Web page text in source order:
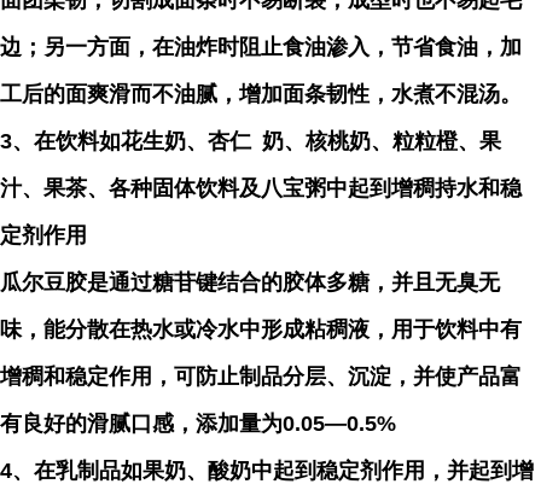
边；另一方面，在油炸时阻止食油渗入，节省食油，加
工后的面爽滑而不油腻，增加面条韧性，水煮不混汤。
3、在饮料如花生奶、 杏仁 奶、核桃奶、粒粒橙、果
汁、果茶、各种固体饮料及八宝粥中起到增稠持水和稳
定剂作用
瓜尔豆胶是通过糖苷键结合的胶体多糖，并且无臭无
味，能分散在热水或冷水中形成粘稠液，用于饮料中有
增稠和稳定作用，可防止制品分层、沉淀，并使产品富
有良好的滑腻口感，添加量为0.05—0.5%
4、在乳制品如果奶、酸奶中起到稳定剂作用，并起到增